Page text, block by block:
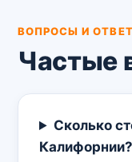
ВОПРОСЫ И
Частые
Сколько
Калифорнии?